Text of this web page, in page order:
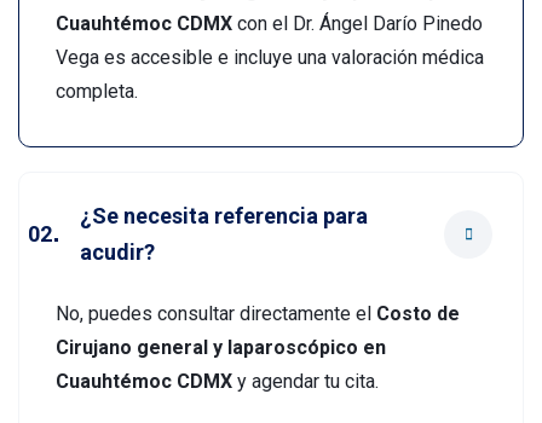
Cuauhtémoc CDMX con el Dr. Ángel Darío Pinedo
Vega es accesible e incluye una valoración médica
completa.
¿Se necesita referencia para
acudir?
No, puedes consultar directamente el Costo de
Cirujano general y laparoscópico en
Cuauhtémoc CDMX y agendar tu cita.